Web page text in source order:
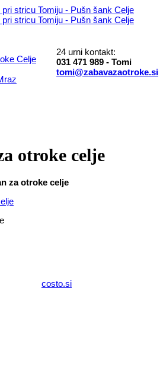
24 urni kontakt:
031 471 989 - Tomi
tomi@zabavazaotroke.si
Celje
otroke celje
za otroke celje
costo.si